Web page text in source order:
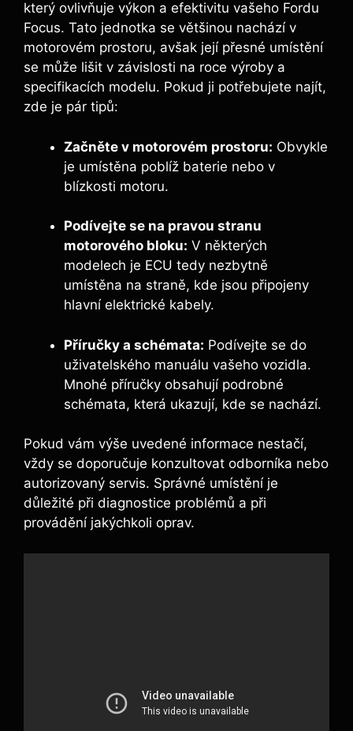
který ovlivňuje výkon a efektivitu vašeho Fordu
Focus. Tato jednotka se většinou nachází v
motorovém prostoru, avšak její přesné umístění
se může lišit v závislosti na roce výroby a
specifikacích modelu. Pokud ji potřebujete najít,
zde je pár tipů:
Začněte v motorovém prostoru: Obvykle
je umístěna poblíž baterie nebo v
blízkosti motoru.
Podívejte se na pravou stranu
motorového bloku: V některých
modelech je ECU tedy nezbytně
umístěna na straně, kde jsou připojeny
hlavní elektrické kabely.
Příručky a schémata: Podívejte se do
uživatelského manuálu vašeho vozidla.
Mnohé příručky obsahují podrobné
schémata, která ukazují, kde se nachází.
Pokud vám výše uvedené informace nestačí,
vždy se doporučuje konzultovat odborníka nebo
autorizovaný servis. Správné umístění je
důležité při diagnostice problémů a při
provádění jakýchkoli oprav.